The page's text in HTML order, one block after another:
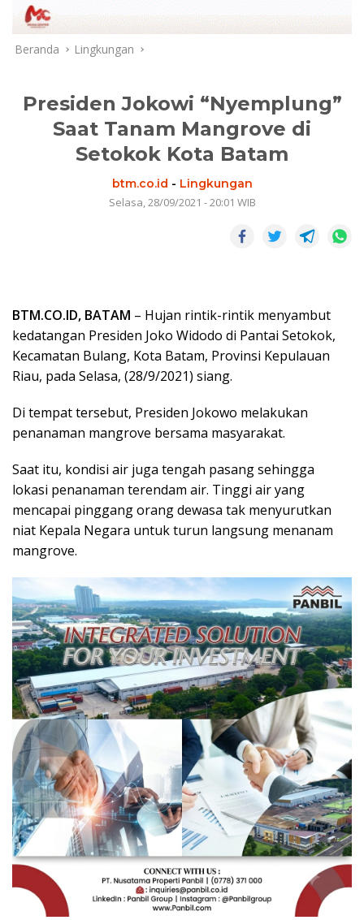
Beranda Lingkungan
Presiden Jokowi “Nyemplung”
Saat Tanam Mangrove di
Setokok Kota Batam
btm.co.id - Lingkungan
Selasa, 28/09/2021 - 20:01 WIB
BTM.CO.ID, BATAM – Hujan rintik-rintik menyambut
kedatangan Presiden Joko Widodo di Pantai Setokok,
Kecamatan Bulang, Kota Batam, Provinsi Kepulauan
Riau, pada Selasa, (28/9/2021) siang.
Di tempat tersebut, Presiden Jokowo melakukan
penanaman mangrove bersama masyarakat.
Saat itu, kondisi air juga tengah pasang sehingga
lokasi penanaman terendam air. Tinggi air yang
mencapai pinggang orang dewasa tak menyurutkan
niat Kepala Negara untuk turun langsung menanam
mangrove.